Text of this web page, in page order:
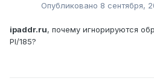
Опубликовано 8 сентября,
ipaddr.ru, почему игнорируются
PI/185?